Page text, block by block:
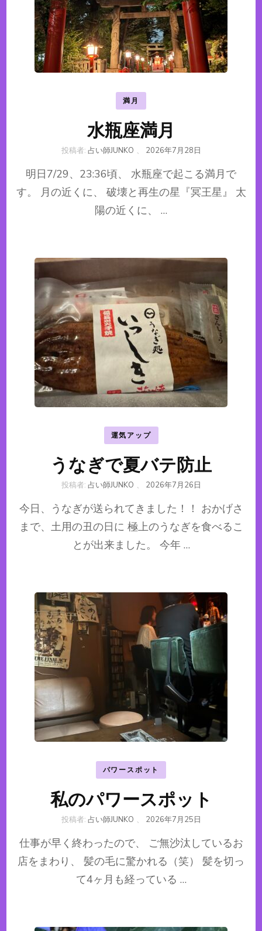
満月
水瓶座満月
投稿者: 占い師JUNKO 、 2026年7月28日
明日7/29、23:36頃、 水瓶座で起こる満月で
す。 月の近くに、 破壊と再生の星『冥王星』 太
陽の近くに、 …
運気アップ
うなぎで夏バテ防止
投稿者: 占い師JUNKO 、 2026年7月26日
今日、うなぎが送られてきました！！ おかげさ
まで、土用の丑の日に 極上のうなぎを食べるこ
とが出来ました。 今年 …
パワースポット
私のパワースポット
投稿者: 占い師JUNKO 、 2026年7月25日
仕事が早く終わったので、 ご無沙汰しているお
店をまわり、 髪の毛に驚かれる（笑） 髪を切っ
て4ヶ月も経っている …